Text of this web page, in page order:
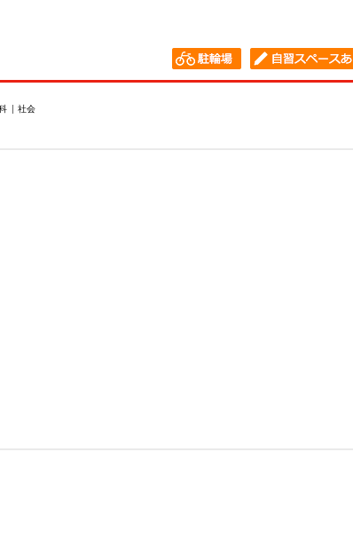
社会